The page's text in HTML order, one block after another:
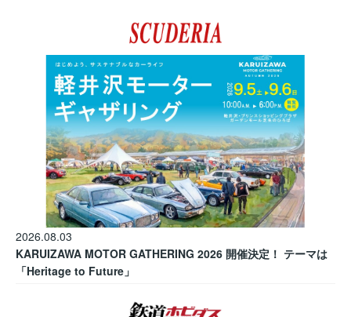
2026.08.03
KARUIZAWA MOTOR GATHERING 2026 開催決定！ テーマは
「Heritage to Future」